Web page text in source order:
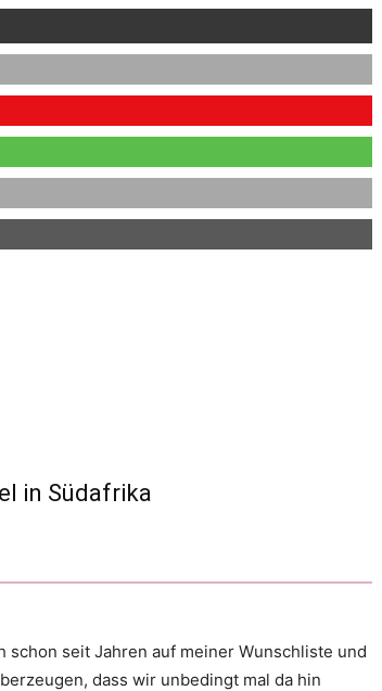
in Südafrika
schon seit Jahren auf meiner Wunschliste und
dass wir unbedingt mal da hin